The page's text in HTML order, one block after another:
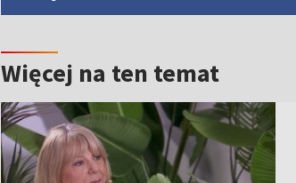
Więcej na ten temat